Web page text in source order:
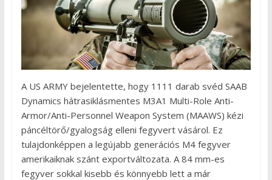
A US ARMY bejelentette, hogy 1111 darab svéd SAAB
Dynamics hátrasiklásmentes M3A1 Multi-Role Anti-
Armor/Anti-Personnel Weapon System (MAAWS) kézi
páncéltörő/gyalogság elleni fegyvert vásárol. Ez
tulajdonképpen a legújabb generációs M4 fegyver
amerikaiknak szánt exportváltozata. A 84 mm-es
fegyver sokkal kisebb és könnyebb lett a már